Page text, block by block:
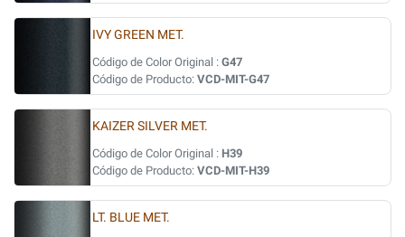
IVY GREEN MET.
Código de Color Original : G47
Código de Producto: VCD-MIT-G47
KAIZER SILVER MET.
Código de Color Original : H39
Código de Producto: VCD-MIT-H39
LT. BLUE MET.